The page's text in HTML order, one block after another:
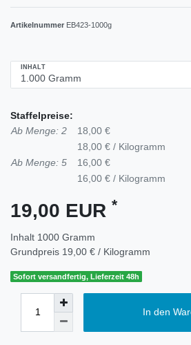
Artikelnummer EB423-1000g
INHALT
Staffelpreise:
Ab Menge: 2
18,00 €
18,00 € / Kilogramm
Ab Menge: 5
16,00 €
16,00 € / Kilogramm
19,00 EUR *
Inhalt 1000 Gramm
Grundpreis 19,00 € / Kilogramm
Sofort versandfertig, Lieferzeit 48h
In den